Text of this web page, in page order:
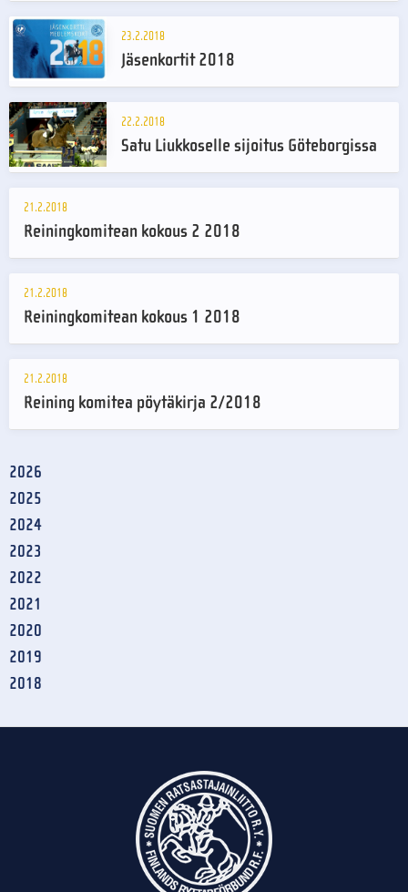
23.2.2018
Jäsenkortit 2018
22.2.2018
Satu Liukkoselle sijoitus Göteborgissa
21.2.2018
Reiningkomitean kokous 2 2018
21.2.2018
Reiningkomitean kokous 1 2018
21.2.2018
Reining komitea pöytäkirja 2/2018
2026
2025
2024
2023
2022
2021
2020
2019
2018